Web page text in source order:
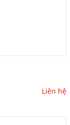
Liên hệ